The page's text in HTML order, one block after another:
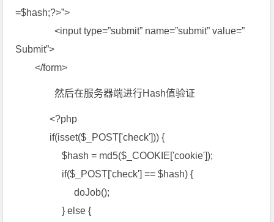
=$hash;?>”>
<input type=”submit” name=”submit” value=”
Submit”>
</form>
然后在服务器端进行Hash值验证
<?php
if(isset($_POST['check'])) {
$hash = md5($_COOKIE['cookie']);
if($_POST['check'] == $hash) {
doJob();
} else {